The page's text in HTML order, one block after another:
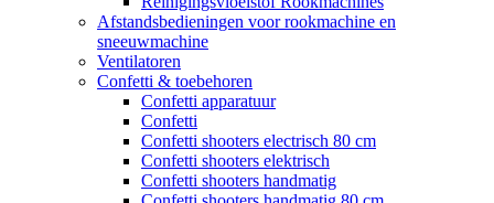
Afstandsbedieningen voor rookmachine en
sneeuwmachine
Ventilatoren
Confetti & toebehoren
Confetti apparatuur
Confetti
Confetti shooters electrisch 80 cm
Confetti shooters elektrisch
Confetti shooters handmatig